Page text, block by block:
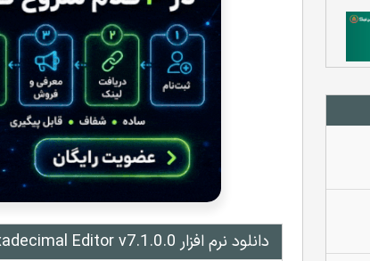
دانلود نرم افزار MiTeC Hexadecimal Editor v7.1.0.0